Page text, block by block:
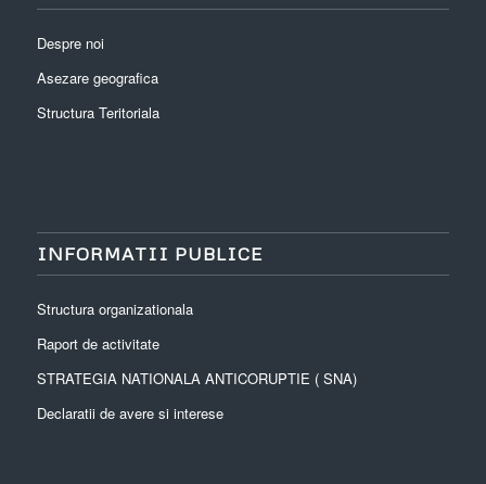
Despre noi
Asezare geografica
Structura Teritoriala
INFORMATII PUBLICE
Structura organizationala
Raport de activitate
STRATEGIA NATIONALA ANTICORUPTIE ( SNA)
Declaratii de avere si interese